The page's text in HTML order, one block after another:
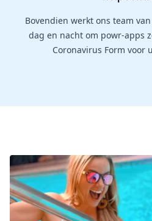
Bovendien werkt ons team
dag en nacht om powr-apps
Coronavirus Form voor